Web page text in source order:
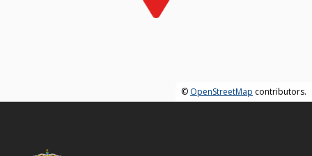
© OpenStreetMap contributors.